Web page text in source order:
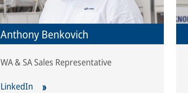
Anthony Benkovich
WA & SA Sales Representative
LinkedIn